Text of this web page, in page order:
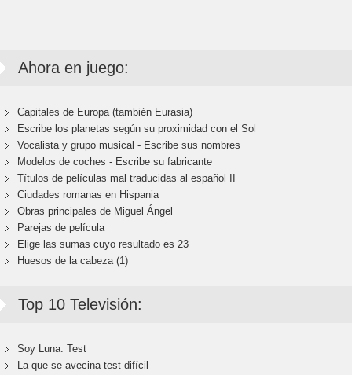
Ahora en juego:
Capitales de Europa (también Eurasia)
Escribe los planetas según su proximidad con el Sol
Vocalista y grupo musical - Escribe sus nombres
Modelos de coches - Escribe su fabricante
Títulos de películas mal traducidas al español II
Ciudades romanas en Hispania
Obras principales de Miguel Ángel
Parejas de película
Elige las sumas cuyo resultado es 23
Huesos de la cabeza (1)
Top 10 Televisión:
Soy Luna: Test
La que se avecina test difícil